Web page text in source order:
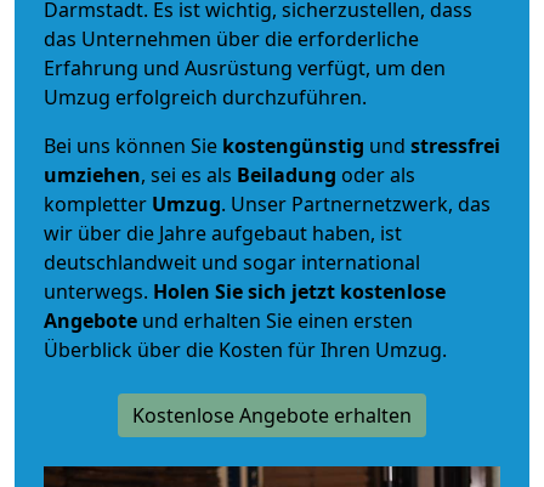
Darmstadt. Es ist wichtig, sicherzustellen, dass
das Unternehmen über die erforderliche
Erfahrung und Ausrüstung verfügt, um den
Umzug erfolgreich durchzuführen.
Bei uns können Sie kostengünstig und stressfrei
umziehen, sei es als Beiladung oder als
kompletter Umzug. Unser Partnernetzwerk, das
wir über die Jahre aufgebaut haben, ist
deutschlandweit und sogar international
unterwegs. Holen Sie sich jetzt kostenlose
Angebote und erhalten Sie einen ersten
Überblick über die Kosten für Ihren Umzug.
Kostenlose Angebote erhalten